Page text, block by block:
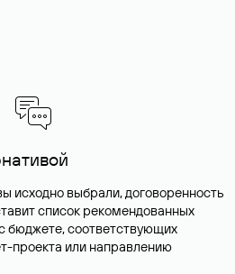
исходно выбрали, договоренность
список рекомендованных
бюджете, соответствующих
проекта или направлению